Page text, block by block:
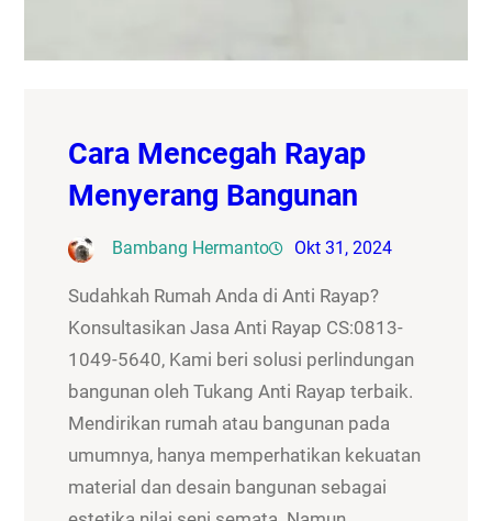
Cara Mencegah Rayap
Menyerang Bangunan
Bambang Hermanto Okt 31, 2024
Sudahkah Rumah Anda di Anti Rayap?
Konsultasikan Jasa Anti Rayap CS:0813-
1049-5640, Kami beri solusi perlindungan
bangunan oleh Tukang Anti Rayap terbaik.
Mendirikan rumah atau bangunan pada
umumnya, hanya memperhatikan kekuatan
material dan desain bangunan sebagai